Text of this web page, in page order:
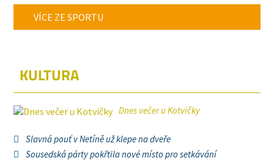
VÍCE ZE SPORTU
KULTURA
Dnes večer u Kotvičky
Slavná pouť v Netíně už klepe na dveře
Sousedská párty pokřtila nové místo pro setkávání